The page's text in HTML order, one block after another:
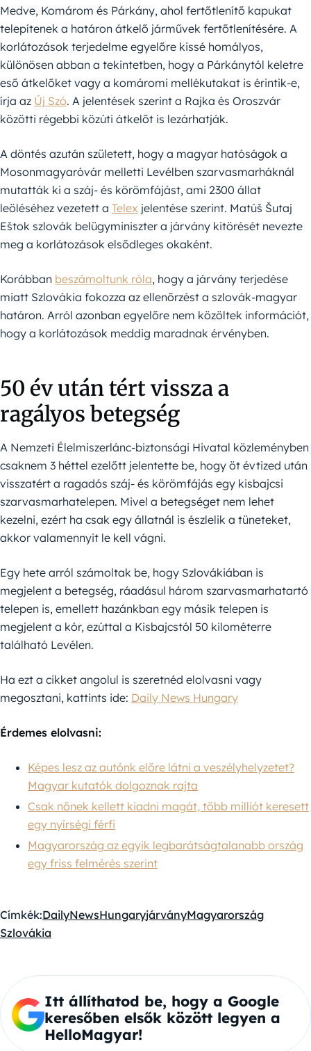
Medve, Komárom és Párkány, ahol fertőtlenítő kapukat
telepítenek a határon átkelő járművek fertőtlenítésére. A
korlátozások terjedelme egyelőre kissé homályos,
különösen abban a tekintetben, hogy a Párkánytól keletre
eső átkelőket vagy a komáromi mellékutakat is érintik-e,
írja az Új Szó. A jelentések szerint a Rajka és Oroszvár
közötti régebbi közúti átkelőt is lezárhatják.
A döntés azután született, hogy a magyar hatóságok a
Mosonmagyaróvár melletti Levélben szarvasmarháknál
mutatták ki a száj- és körömfájást, ami 2300 állat
leöléséhez vezetett a Telex jelentése szerint. Matúš Šutaj
Eštok szlovák belügyminiszter a járvány kitörését nevezte
meg a korlátozások elsődleges okaként.
Korábban beszámoltunk róla, hogy a járvány terjedése
miatt Szlovákia fokozza az ellenőrzést a szlovák-magyar
határon. Arról azonban egyelőre nem közöltek információt,
hogy a korlátozások meddig maradnak érvényben.
50 év után tért vissza a
ragályos betegség
A Nemzeti Élelmiszerlánc-biztonsági Hivatal közleményben
csaknem 3 héttel ezelőtt jelentette be, hogy öt évtized után
visszatért a ragadós száj- és körömfájás egy kisbajcsi
szarvasmarhatelepen. Mivel a betegséget nem lehet
kezelni, ezért ha csak egy állatnál is észlelik a tüneteket,
akkor valamennyit le kell vágni.
Egy hete arról számoltak be, hogy Szlovákiában is
megjelent a betegség, ráadásul három szarvasmarhatartó
telepen is, emellett hazánkban egy másik telepen is
megjelent a kór, ezúttal a Kisbajcstól 50 kilométerre
található Levélen.
Ha ezt a cikket angolul is szeretnéd elolvasni vagy
megosztani, kattints ide: Daily News Hungary
Érdemes elolvasni:
Képes lesz az autónk előre látni a veszélyhelyzetet?
Magyar kutatók dolgoznak rajta
Csak nőnek kellett kiadni magát, több milliót keresett
egy nyírségi férfi
Magyarország az egyik legbarátságtalanabb ország
egy friss felmérés szerint
Címkék:DailyNewsHungaryjárványMagyarország
Szlovákia
Itt állíthatod be, hogy a Google
keresőben elsők között legyen a
HelloMagyar!